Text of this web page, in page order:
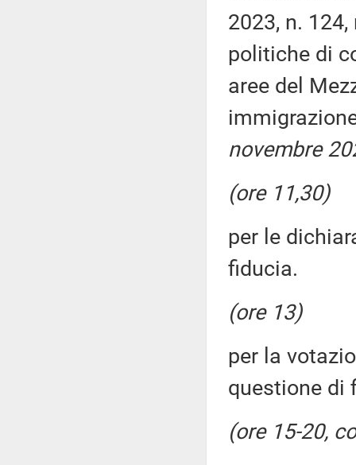
2023, n.
politiche di
aree del
novembre
(ore 11,30)
per le
fiducia.
(ore 13)
per la
questione di
(ore 15-20,